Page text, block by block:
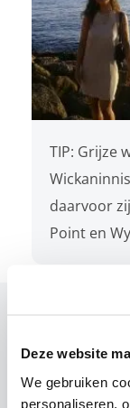
Deze website
We gebruiken
personaliseren,
TIP: Grijze
daarvoor
Point en